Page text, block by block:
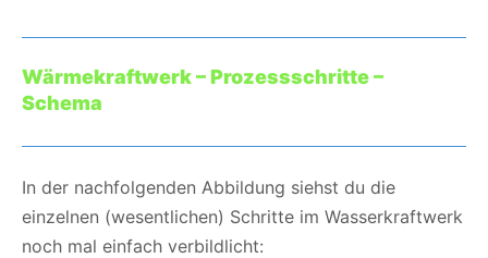
Wärmekraftwerk – Prozessschritte –
Schema
In der nachfolgenden Abbildung siehst du die
einzelnen (wesentlichen) Schritte im Wasserkraftwerk
noch mal einfach verbildlicht: